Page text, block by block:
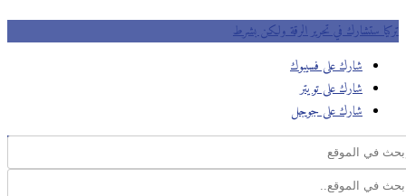
تركيا ستشارك في تحرير الرقة ولكن بشرط
شارك على فسيبوك
شارك على تويتر
شارك على جوجل